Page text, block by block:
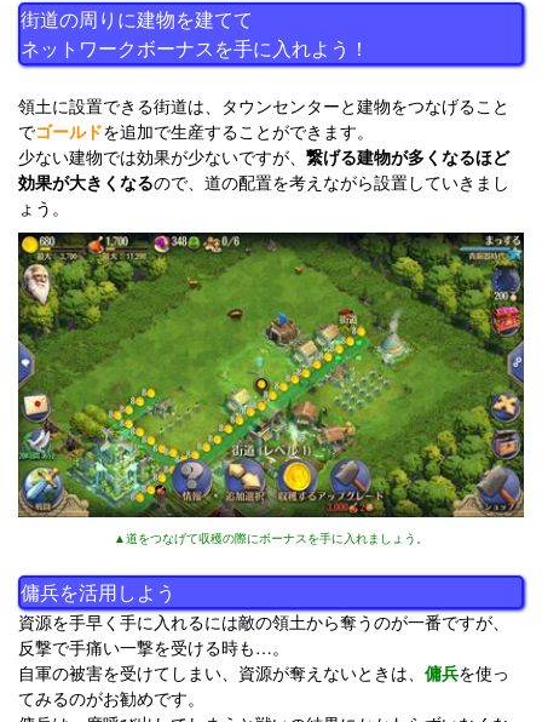
街道の周りに建物を建てて
ネットワークボーナスを手に入れよう！
領土に設置できる街道は、タウンセンターと建物をつなげること
でゴールドを追加で生産することができます。
少ない建物では効果が少ないですが、 繋げる建物が多くなるほど
効果が大きくなるので、道の配置を考えながら設置していきまし
ょう。
▲道をつなげて収穫の際にボーナスを手に入れましょう。
傭兵を活用しよう
資源を手早く手に入れるには敵の領土から奪うのが一番ですが、
反撃で手痛い一撃を受ける時も…。
自軍の被害を受けてしまい、資源が奪えないときは、 傭兵を使っ
てみるのがお勧めです。